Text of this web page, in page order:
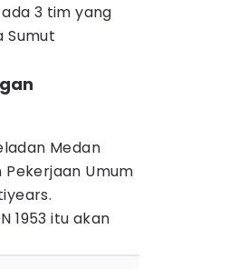
3 tim yang
Sumut
Medan
Umum
1953 itu akan